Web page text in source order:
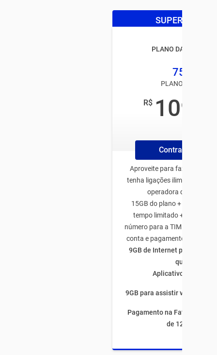
SUPER OFERTA
PLANO DA TIM
75GB
PLANO TIM PÓS
R$ 109
Contrate Online
Aproveite para fazer o plano
tenha ligações ilimitadas
operadora de todo
15GB do plano + 50GB de
tempo limitado + 5GB
número para a TIM + 5GB na
conta e pagamento através
9GB de Internet para utilizar
quiser
Aplicativos
9GB para assistir vídeos por
Pagamento na Fatura com
de 12 meses